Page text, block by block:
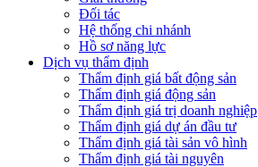
Đối tác
Hệ thống chi nhánh
Hồ sơ năng lực
Dịch vụ thẩm định
Thẩm định giá bất động sản
Thẩm định giá động sản
Thẩm định giá trị doanh nghiệp
Thẩm định giá dự án đầu tư
Thẩm định giá tài sản vô hình
Thẩm định giá tài nguyên